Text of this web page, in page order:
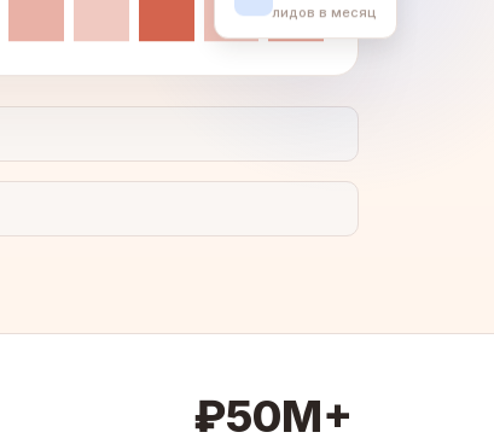
лидов в месяц
₽50M+